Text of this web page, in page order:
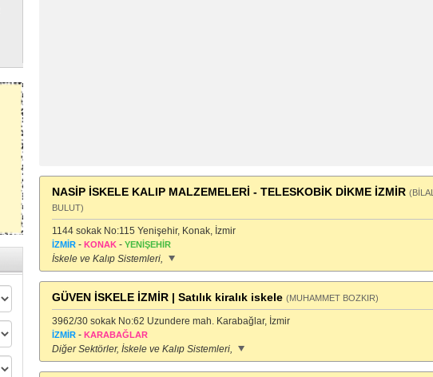
NASİP İSKELE KALIP MALZEMELERİ - TELESKOBİK DİKME İZMİR (BİLAL
BULUT)
1144 sokak No:115 Yenişehir, Konak, İzmir
İZMİR- KONAK- YENİŞEHİR
İskele ve Kalıp Sistemleri,
GÜVEN İSKELE İZMİR | Satılık kiralık iskele (MUHAMMET BOZKIR)
3962/30 sokak No:62 Uzundere mah. Karabağlar, İzmir
İZMİR- KARABAĞLAR
Diğer Sektörler, İskele ve Kalıp Sistemleri,